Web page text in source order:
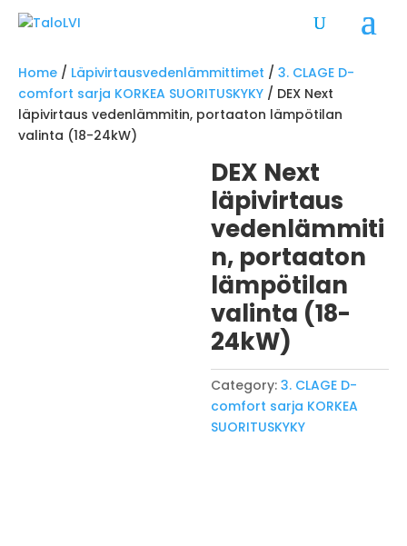
Home / Läpivirtausvedenlämmittimet / 3. CLAGE D-
comfort sarja KORKEA SUORITUSKYKY / DEX Next
läpivirtaus vedenlämmitin, portaaton lämpötilan
valinta (18-24kW)
DEX Next
läpivirtaus
vedenlämmiti
n, portaaton
lämpötilan
valinta (18-
24kW)
Category:3. CLAGE D-
comfort sarja KORKEA
SUORITUSKYKY